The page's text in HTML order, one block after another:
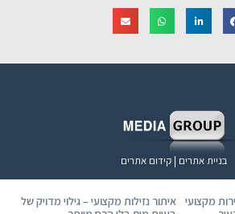
בניית אתרים | קידום אתרים
מקצועי
איתור נזילות מקצועי – גילוי מדויק של